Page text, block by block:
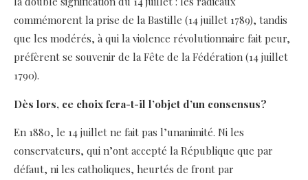
commémorent la prise de la Bastille (14 juillet 1789), tandis
que les modérés, à qui la violence révolutionnaire fait peur,
préfèrent se souvenir de la Fête de la Fédération (14 juillet
1790).
Dès lors, ce choix fera-t-il l’objet d’un consensus?
En 1880, le 14 juillet ne fait pas l’unanimité. Ni les
conservateurs, qui n’ont accepté la République que par
défaut, ni les catholiques, heurtés de front par